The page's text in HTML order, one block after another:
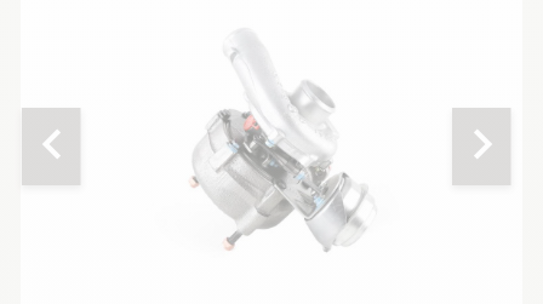
chevron_left chevron_right